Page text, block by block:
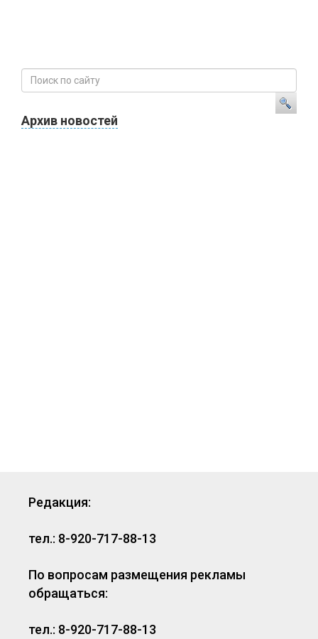
Архив новостей
Редакция:
тел.: 8-920-717-88-13
По вопросам размещения рекламы
обращаться:
тел.: 8-920-717-88-13